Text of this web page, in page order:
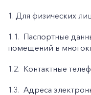
1. Для физических
1.1. Паспортные
помещений в
1.2. Контактные
1.3. Адреса